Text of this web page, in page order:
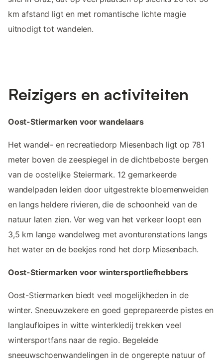
km afstand ligt en met romantische lichte magie
uitnodigt tot wandelen.
Reizigers en activiteiten
Oost-Stiermarken voor wandelaars
Het wandel- en recreatiedorp Miesenbach ligt op 781
meter boven de zeespiegel in de dichtbeboste bergen
van de oostelijke Steiermark. 12 gemarkeerde
wandelpaden leiden door uitgestrekte bloemenweiden
en langs heldere rivieren, die de schoonheid van de
natuur laten zien. Ver weg van het verkeer loopt een
3,5 km lange wandelweg met avonturenstations langs
het water en de beekjes rond het dorp Miesenbach.
Oost-Stiermarken voor wintersportliefhebbers
Oost-Stiermarken biedt veel mogelijkheden in de
winter. Sneeuwzekere en goed geprepareerde pistes en
langlaufloipes in witte winterkledij trekken veel
wintersportfans naar de regio. Begeleide
sneeuwschoenwandelingen in de ongerepte natuur of